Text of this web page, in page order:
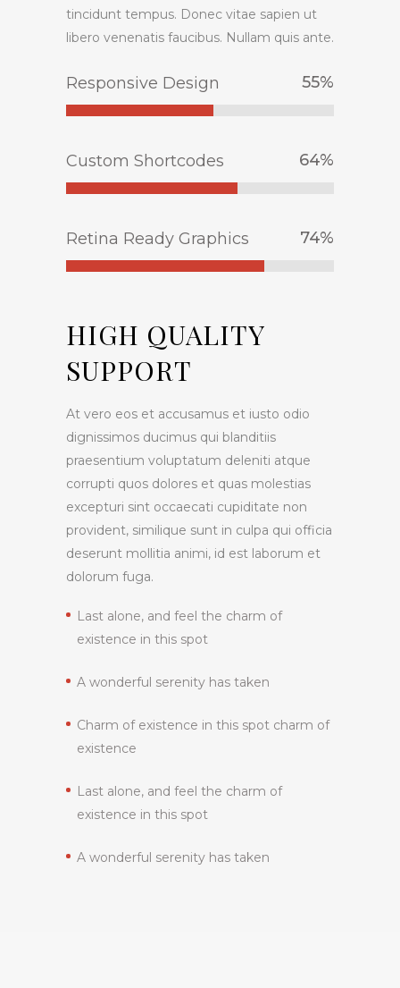
tincidunt tempus. Donec vitae sapien ut
libero venenatis faucibus. Nullam quis ante.
Responsive Design 55%
Custom Shortcodes 64%
Retina Ready Graphics 74%
HIGH QUALITY
SUPPORT
At vero eos et accusamus et iusto odio
dignissimos ducimus qui blanditiis
praesentium voluptatum deleniti atque
corrupti quos dolores et quas molestias
excepturi sint occaecati cupiditate non
provident, similique sunt in culpa qui officia
deserunt mollitia animi, id est laborum et
dolorum fuga.
Last alone, and feel the charm of
existence in this spot
A wonderful serenity has taken
Charm of existence in this spot charm of
existence
Last alone, and feel the charm of
existence in this spot
A wonderful serenity has taken